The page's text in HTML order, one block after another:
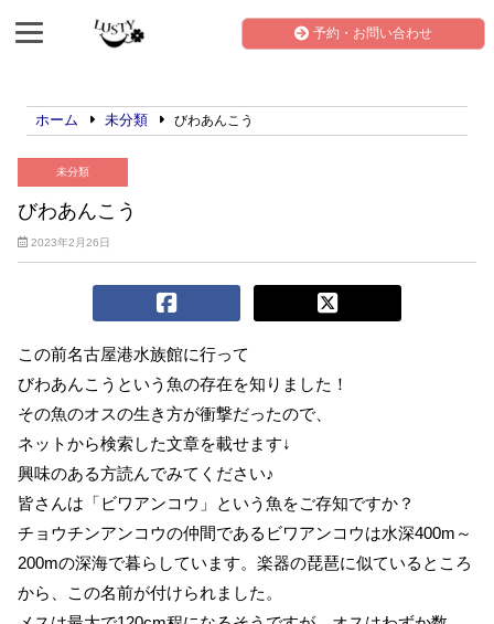
予約・お問い合わせ
ホーム 未分類 びわあんこう
未分類
びわあんこう
2023年2月26日
この前名古屋港水族館に行って
びわあんこうという魚の存在を知りました！
その魚のオスの生き方が衝撃だったので、
ネットから検索した文章を載せます↓
興味のある方読んでみてください♪
皆さんは「ビワアンコウ」という魚をご存知ですか？
チョウチンアンコウの仲間であるビワアンコウは水深400m～
200mの深海で暮らしています。楽器の琵琶に似ているところ
から、この名前が付けられました。